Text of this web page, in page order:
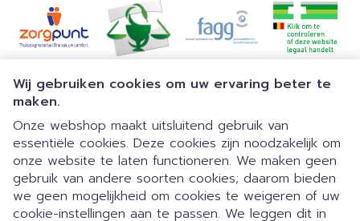
Wij gebruiken cookies om uw ervaring beter te
maken.
Onze webshop maakt uitsluitend gebruik van
essentiële cookies. Deze cookies zijn noodzakelijk om
onze website te laten functioneren. We maken geen
gebruik van andere soorten cookies; daarom bieden
we geen mogelijkheid om cookies te weigeren of uw
cookie-instellingen aan te passen. We leggen dit in
Juridische links